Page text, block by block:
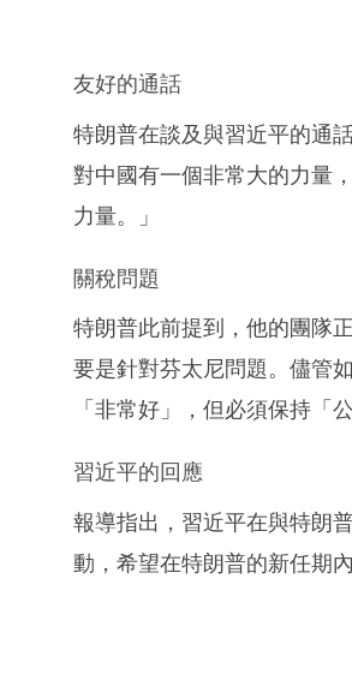
友好的通話
特朗普在談及與習近平的通
對中國有一個非常大的力量
力量。」
關稅問題
特朗普此前提到，他的團隊
要是針對芬太尼問題。儘管
「非常好」，但必須保持「
習近平的回應
報導指出，習近平在與特朗
動，希望在特朗普的新任期